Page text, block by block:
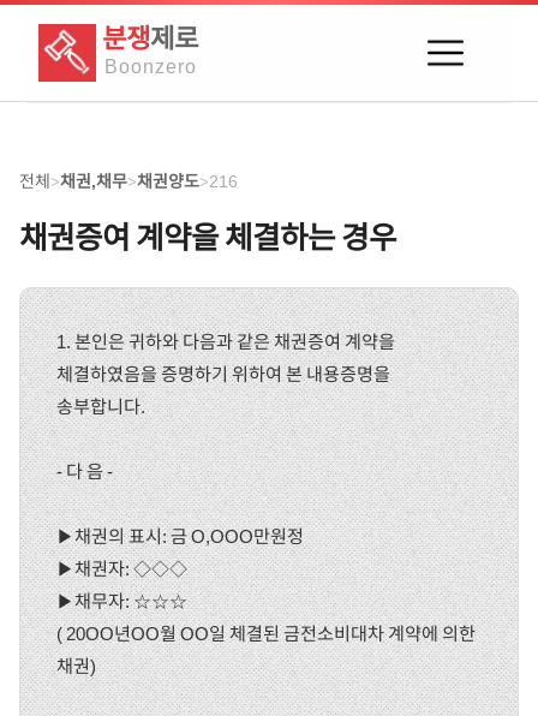
분쟁제로
Boonzero
전체>채권,채무>채권양도>216
채권증여 계약을 체결하는 경우
1. 본인은 귀하와 다음과 같은 채권증여 계약을
체결하였음을 증명하기 위하여 본 내용증명을
송부합니다.
- 다 음 -
▶채권의 표시: 금 O,OOO만원정
▶채권자: ◇◇◇
▶채무자: ☆☆☆
( 20OO년OO월 OO일 체결된 금전소비대차 계약에 의한
채권)